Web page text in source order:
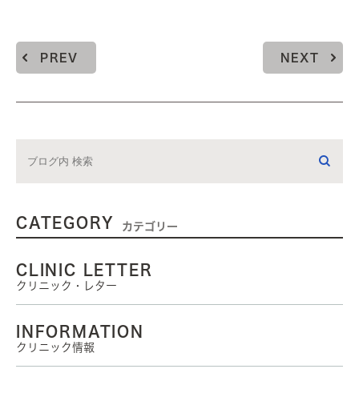
PREV NEXT
CATEGORY カテゴリー
CLINIC LETTER
クリニック・レター
INFORMATION
クリニック情報